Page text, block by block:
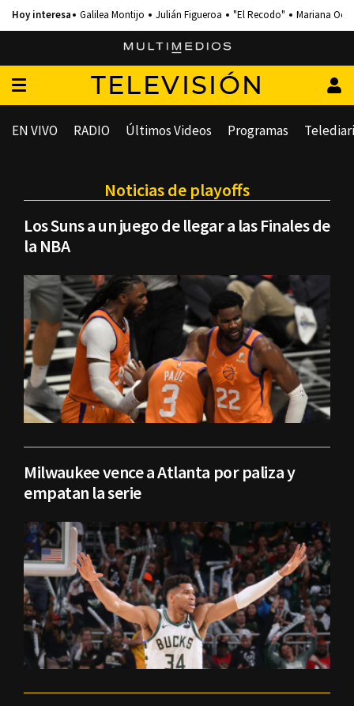
Galilea Montijo Julián Figueroa "El Recodo" Mariana
TELEVISIÓN
EN VIVO RADIO Últimos Videos Programas
Noticias de playoffs
Los Suns a un juego de llegar a las Finales de
la NBA
Milwaukee vence a Atlanta por paliza y
empatan la serie